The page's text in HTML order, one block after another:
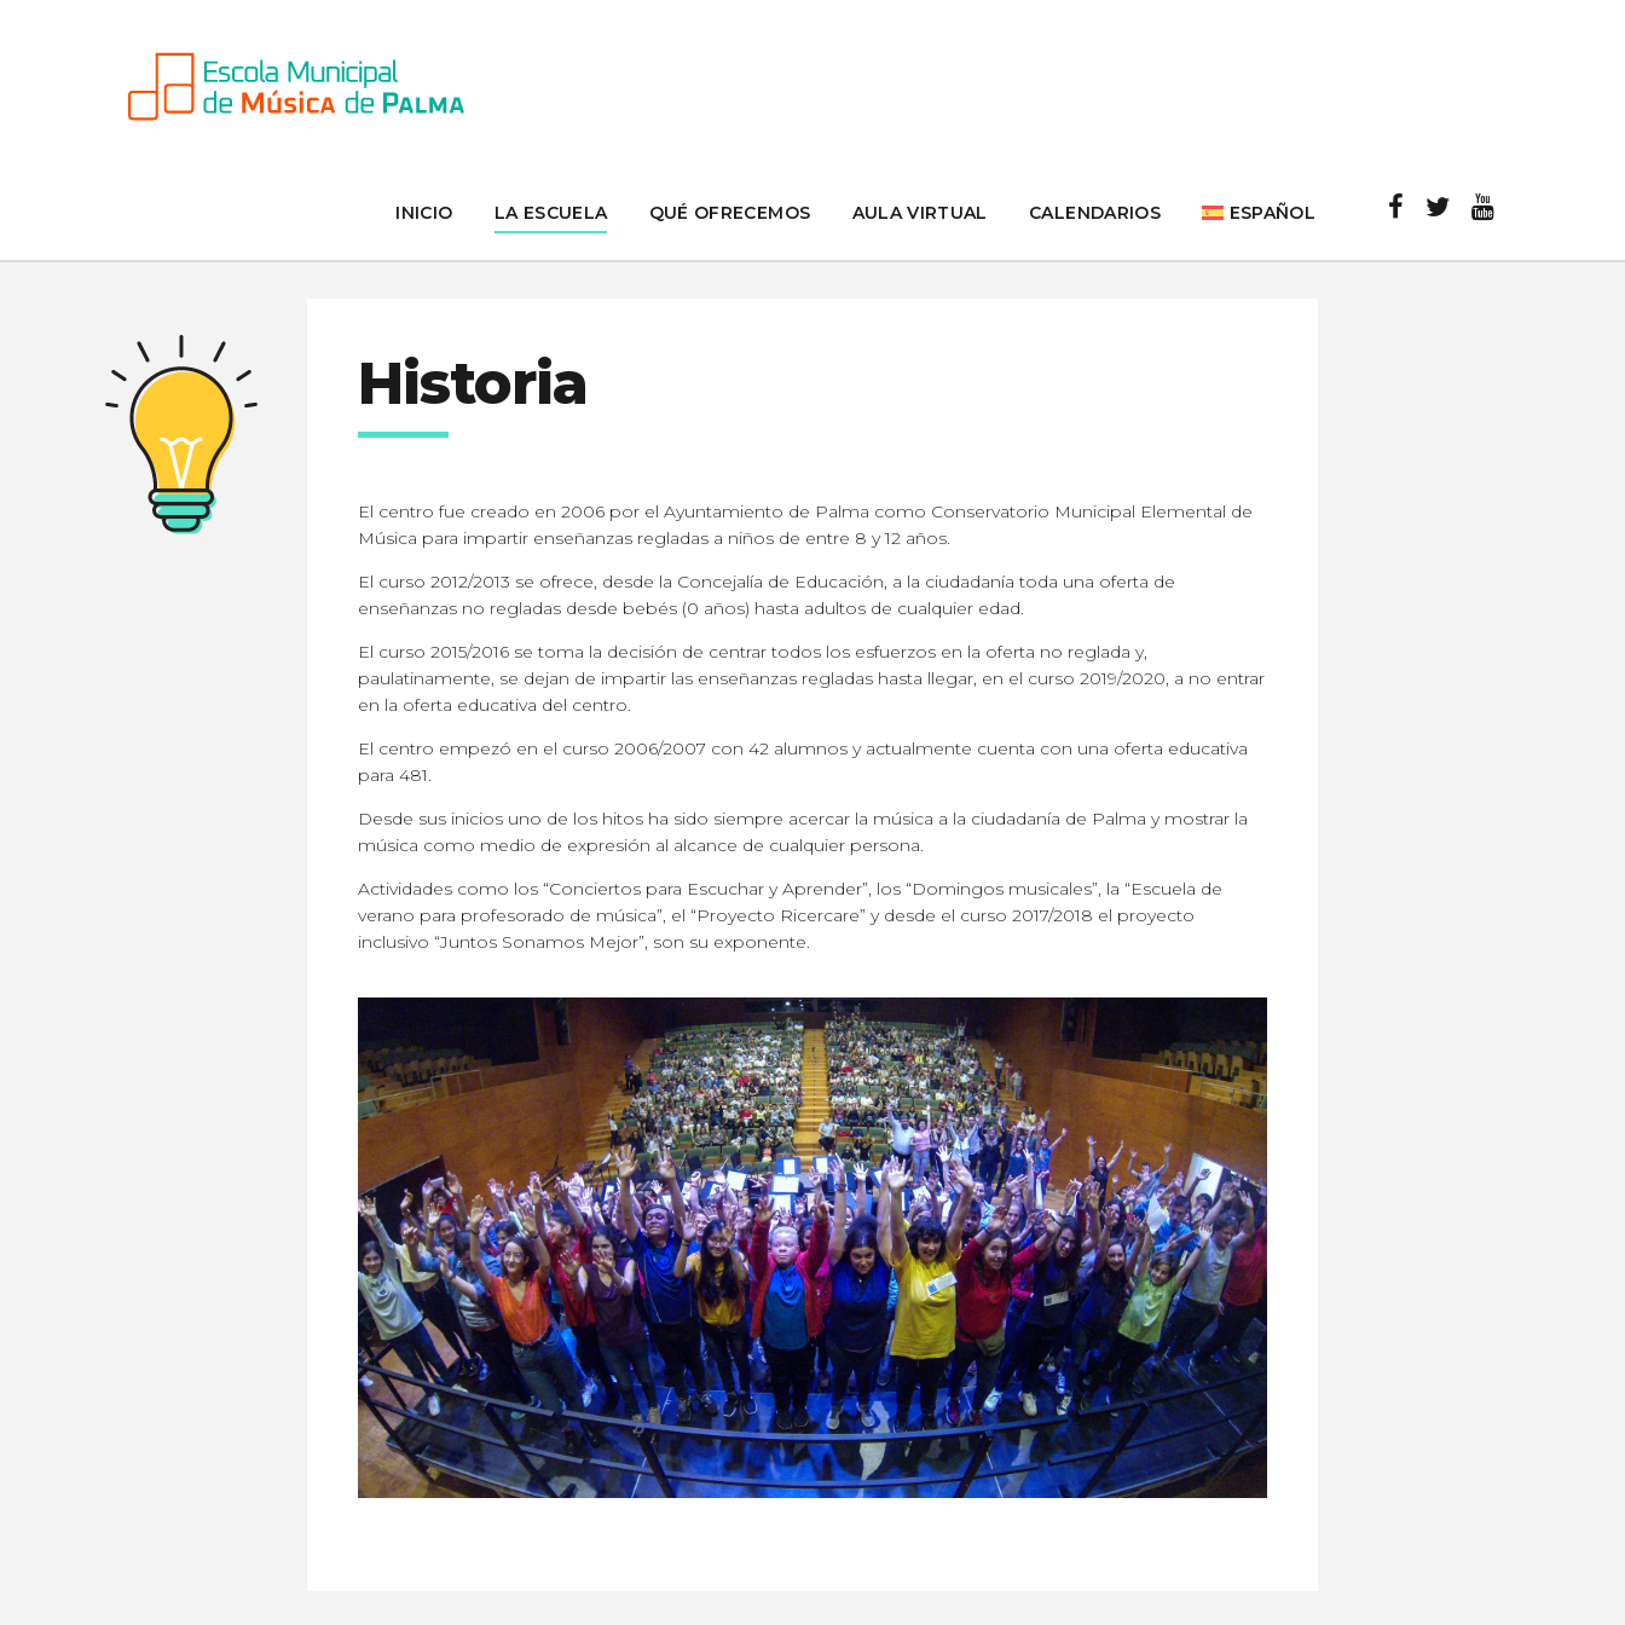
INICIO LA ESCUELA QUÉ OFRECEMOS AULA VIRTUAL CALENDARIOS ESPAÑOL
Historia
El centro fue creado en 2006 por el Ayuntamiento de Palma como Conservatorio Municipal Elemental de
Música para impartir enseñanzas regladas a niños de entre 8 y 12 años.
El curso 2012/2013 se ofrece, desde la Concejalía de Educación, a la ciudadanía toda una oferta de
enseñanzas no regladas desde bebés (0 años) hasta adultos de cualquier edad.
El curso 2015/2016 se toma la decisión de centrar todos los esfuerzos en la oferta no reglada y,
paulatinamente, se dejan de impartir las enseñanzas regladas hasta llegar, en el curso 2019/2020, a no entrar
en la oferta educativa del centro.
El centro empezó en el curso 2006/2007 con 42 alumnos y actualmente cuenta con una oferta educativa
para 481.
Desde sus inicios uno de los hitos ha sido siempre acercar la música a la ciudadanía de Palma y mostrar la
música como medio de expresión al alcance de cualquier persona.
Actividades como los “Conciertos para Escuchar y Aprender”, los “Domingos musicales”, la “Escuela de
verano para profesorado de música”, el “Proyecto Ricercare” y desde el curso 2017/2018 el proyecto
inclusivo “Juntos Sonamos Mejor”, son su exponente.